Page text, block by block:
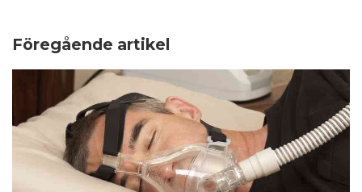
Föregående artikel